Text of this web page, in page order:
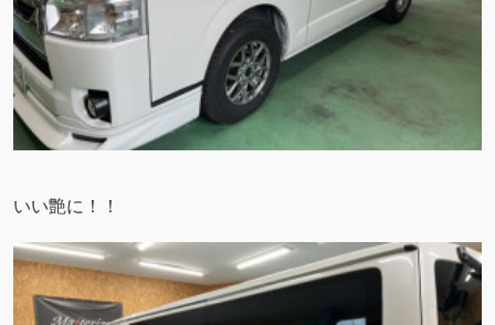
いい艶に！！